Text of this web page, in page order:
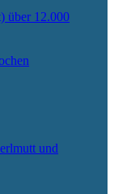
über 12.000
und